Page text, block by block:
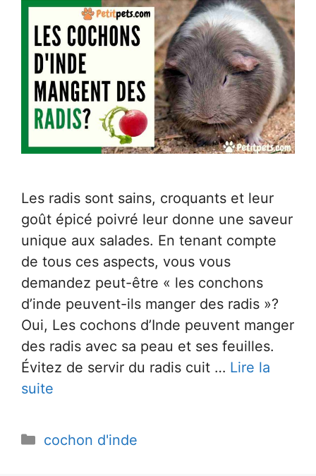
Les radis sont sains, croquants et leur
goût épicé poivré leur donne une saveur
unique aux salades. En tenant compte
de tous ces aspects, vous vous
demandez peut-être « les conchons
d’inde peuvent-ils manger des radis »?
Oui, Les cochons d’Inde peuvent manger
des radis avec sa peau et ses feuilles.
Évitez de servir du radis cuit … Lire la
suite
Catégories
cochon d'inde